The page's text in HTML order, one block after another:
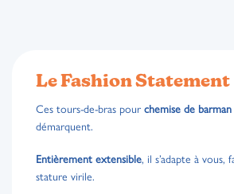
Le Fashion Statement
Ces tours-de-bras pour chemise de
démarquent.
Entièrement extensible, il s’adapte à
stature virile.